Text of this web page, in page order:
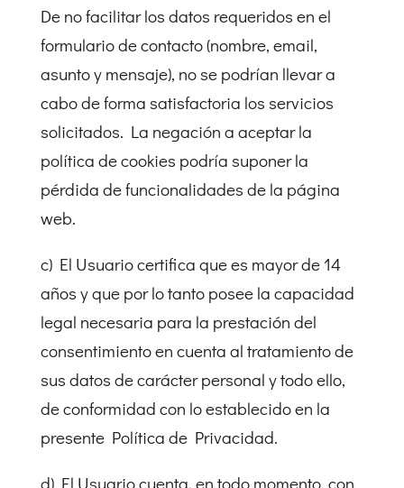
De no facilitar los datos requeridos en el
formulario de contacto (nombre, email,
asunto y mensaje), no se podrían llevar a
cabo de forma satisfactoria los servicios
solicitados. La negación a aceptar la
política de cookies podría suponer la
pérdida de funcionalidades de la página
web.
c) El Usuario certifica que es mayor de 14
años y que por lo tanto posee la capacidad
legal necesaria para la prestación del
consentimiento en cuenta al tratamiento de
sus datos de carácter personal y todo ello,
de conformidad con lo establecido en la
presente Política de Privacidad.
d) El Usuario cuenta, en todo momento, con